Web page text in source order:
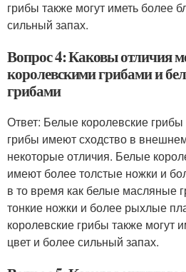
грибы также могут иметь более
сильный запах.
Вопрос 4: Каковы отличия
королевскими грибами и
грибами
Ответ: Белые королевские
грибы имеют сходство в
некоторые отличия. Белые
имеют более толстые ножки и
в то время как белые масляные
тонкие ножки и более рыхлые
королевские грибы также могут
цвет и более сильный запах.